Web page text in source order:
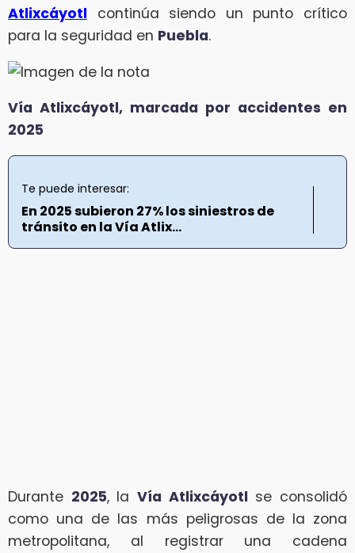
Atlixcáyotl continúa siendo un punto crítico
para la seguridad en Puebla.
Vía Atlixcáyotl, marcada por accidentes en
2025
Te puede interesar:
En 2025 subieron 27% los siniestros de
tránsito en la Vía Atlix...
Durante 2025, laVía Atlixcáyotl se consolidó
como una de las más peligrosas de la zona
metropolitana, al registrar una cadena